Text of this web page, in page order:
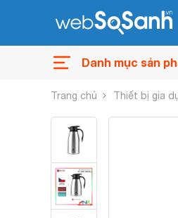
Danh mục sản
Trang chủ Thiết bị gia